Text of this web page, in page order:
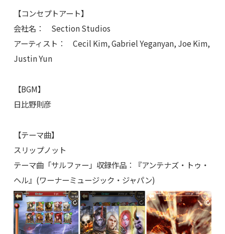
【コンセプトアート】
会社名： Section Studios
アーティスト： Cecil Kim, Gabriel Yeganyan, Joe Kim,
Justin Yun
【BGM】
日比野則彦
【テーマ曲】
スリップノット
テーマ曲「サルファー」収録作品：『アンテナズ・トゥ・
ヘル』(ワーナーミュージック・ジャパン)